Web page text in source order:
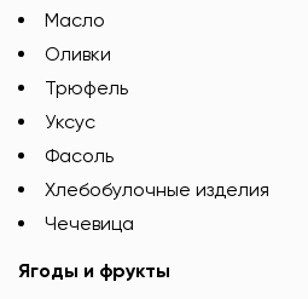
Масло
Оливки
Трюфель
Уксус
Фасоль
Хлебобулочные изделия
Чечевица
Ягоды и фрукты